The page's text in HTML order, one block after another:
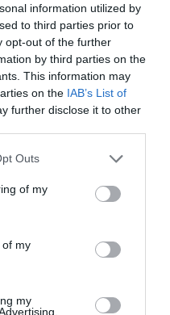
information utilized by
to third parties prior to
opt-out of the further
by third parties on the
This information may
on the IAB’s List of
further disclose it to other
one or more Google
You may click to
its third-party tags to
in below Google
Outs
of my
of my
my